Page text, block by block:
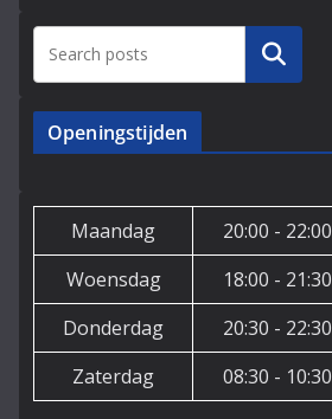
Zoeken
Openingstijden
Maandag 20:00 - 22:00
Woensdag
18:00 - 21:30
Donderdag
20:30 - 22:30
Zaterdag
08:30 - 10:30